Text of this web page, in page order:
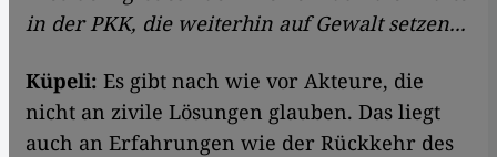
in der PKK, die weiterhin auf Gewalt setzen...
Küpeli: Es gibt nach wie vor Akteure, die
nicht an zivile Lösungen glauben. Das liegt
auch an Erfahrungen wie der Rückkehr des